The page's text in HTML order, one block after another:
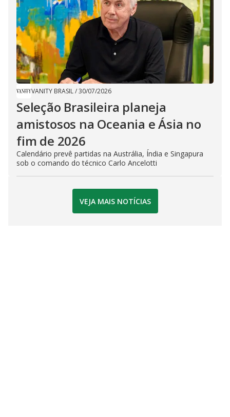
VANITY BRASIL/30/07/2026
Seleção Brasileira planeja
amistosos na Oceania e Ásia no
fim de 2026
Calendário prevê partidas na Austrália, Índia e Singapura
sob o comando do técnico Carlo Ancelotti
VEJA MAIS NOTÍCIAS